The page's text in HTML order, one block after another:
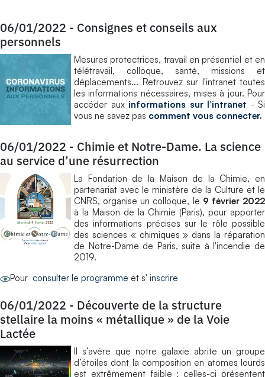
06/01/2022 - Consignes et conseils aux
personnels
Mesures protectrices, travail en présentiel et en
télétravail, colloque, santé, missions et
déplacements... Retrouvez sur l'intranet toutes
les informations nécessaires, mises à jour. Pour
accéder aux informations sur l’intranet - Si
vous ne savez pas comment vous connecter.
06/01/2022 - Chimie et Notre-Dame. La science
au service d’une résurrection
La Fondation de la Maison de la Chimie, en
partenariat avec le ministère de la Culture et le
CNRS, organise un colloque, le 9 février 2022
à la Maison de la Chimie (Paris), pour apporter
des informations précises sur le rôle possible
des sciences « chimiques » dans la réparation
de Notre-Dame de Paris, suite à l'incendie de
2019.
Pour consulter le programme et s' inscrire
06/01/2022 - Découverte de la structure
stellaire la moins « métallique » de la Voie
Lactée
Il s’avère que notre galaxie abrite un groupe
d’étoiles dont la composition en atomes lourds
est extrêmement faible : celles-ci présentent